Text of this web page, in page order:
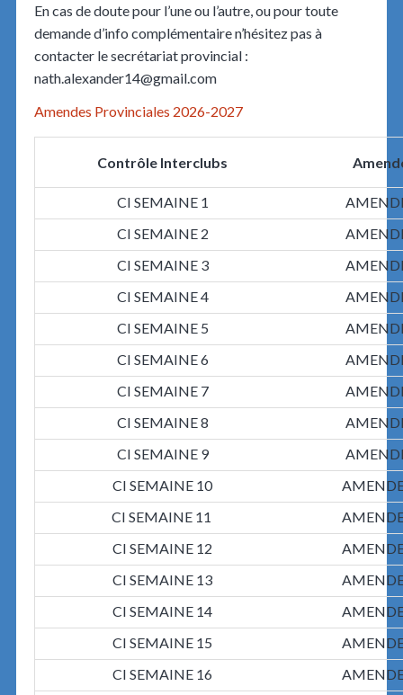
En cas de doute pour l’une ou l’autre, ou pour toute
demande d’info complémentaire n’hésitez pas à
contacter le secrétariat provincial :
nath.alexander14@gmail.com
Amendes Provinciales 2026-2027
Contrôle Interclubs
CI SEMAINE 1
CI SEMAINE 2
CI SEMAINE 3
CI SEMAINE 4
CI SEMAINE 5
CI SEMAINE 6
CI SEMAINE 7
CI SEMAINE 8
CI SEMAINE 9
CI SEMAINE 10
CI SEMAINE 11
CI SEMAINE 12
CI SEMAINE 13
CI SEMAINE 14
CI SEMAINE 15
CI SEMAINE 16